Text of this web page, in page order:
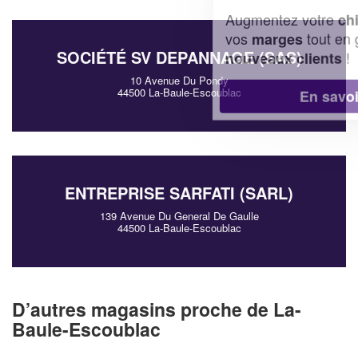
SOCIÉTÉ SV DEPANNAGE (SAS)
10 Avenue Du Pondy
44500 La-Baule-Escoublac
ENTREPRISE SARFATI (SARL)
139 Avenue Du General De Gaulle
44500 La-Baule-Escoublac
D’autres magasins proche de La-
Baule-Escoublac
Augmentez votrechiffre d'affaireset
tout en gagnant de
nouveaux clients!
En savoir plus